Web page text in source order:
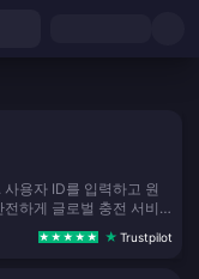
용자 ID를 입력하고 원
하게 글로벌 충전 서비
Trustpilot